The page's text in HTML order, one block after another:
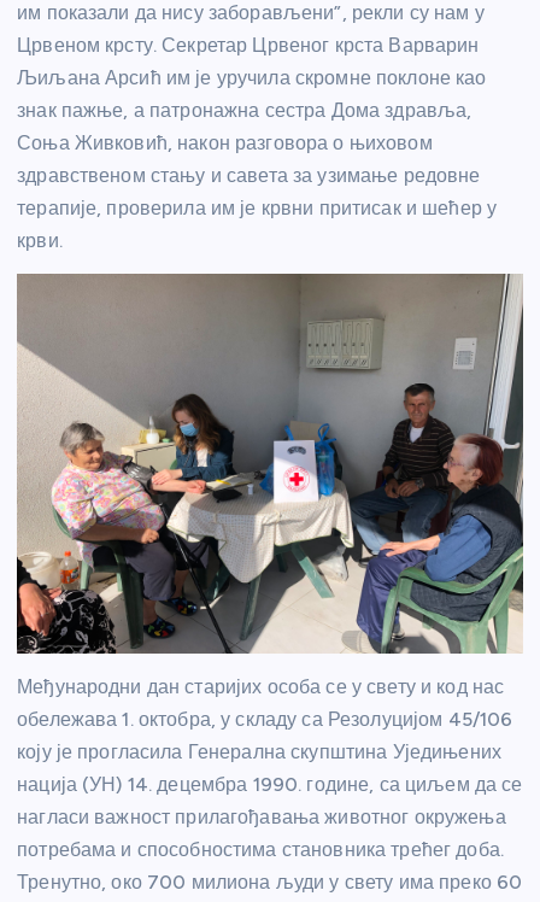
им показали да нису заборављени”, рекли су нам у
Црвеном крсту. Секретар Црвеног крста Варварин
Љиљана Арсић им је уручила скромне поклоне као
знак пажње, а патронажна сестра Дома здравља,
Соња Живковић, након разговора о њиховом
здравственом стању и савета за узимање редовне
терапије, проверила им је крвни притисак и шећер у
крви.
Међународни дан старијих особа се у свету и код нас
обележава 1. октобра, у складу са Резолуцијом 45/106
коју је прогласила Генерална скупштина Уједињених
нација (УН) 14. децембра 1990. године, са циљем да се
нагласи важност прилагођавања животног окружења
потребама и способностима становника трећег доба.
Тренутно, око 700 милиона људи у свету има преко 60